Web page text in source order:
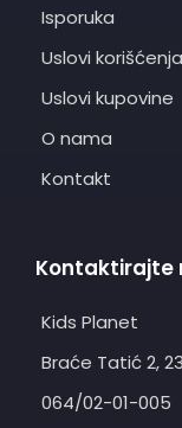
Isporuka
Uslovi korišćenja
Uslovi kupovine
O nama
Kontakt
Kontaktirajte
Kids Planet
Braće Tatić 2,
064/02-01-005